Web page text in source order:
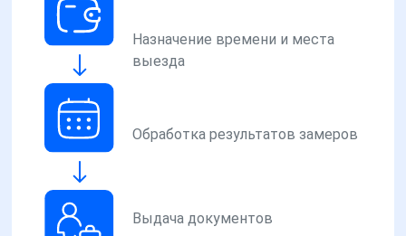
Назначение времени и места
выезда
Обработка результатов замеров
Выдача документов